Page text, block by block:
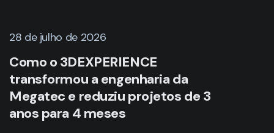
28 de julho de 2026
Como o 3DEXPERIENCE
transformou a engenharia da
Megatec e reduziu projetos de 3
anos para 4 meses